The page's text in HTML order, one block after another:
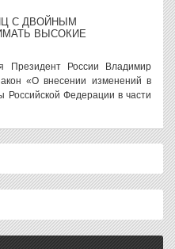
С ДВОЙНЫМ
ВЫСОКИЕ
Президент России Владимир
«О внесении изменений в
Российской Федерации в части